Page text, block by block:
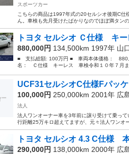
スポーツカー
こちらの商品は1997年式の20セルシオ後期C
ん。車検も先月受けたばかりなのでほぼ満タン
トヨタ セルシオ Ｃ仕様 キ
880,000円 134,500km 1997年 山
■ 支払総額: 100万円 ■ 車両本体価格：
名： Ｃ仕様 キーレス 車検令和１０年７
UCF31セルシオC仕様Fパッ
100,000円 250,000km 2001年 広
法人
法人ワンオーナー車を3年前に譲り受けて乗っ
行距離25万キロ超えてますが、元々法人ワンオ
トヨタ セルシオ 4.3 C仕
290,000円 138,000km 2000年 広